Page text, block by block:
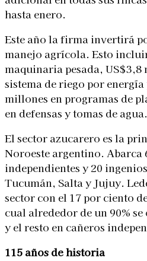
hasta enero.
Este año la firma invertirá
manejo agrícola. Esto
maquinaria pesada, US$3,8
sistema de riego por
millones en programas de
en defensas y tomas de agua.
El sector azucarero es la
Noroeste argentino. Abarca
independientes y 20
Tucumán, Salta y Jujuy.
sector con el 17 por ciento
cual alrededor de un 90%
y el resto en cañeros
115 años de historia